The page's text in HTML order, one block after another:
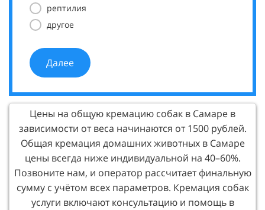
рептилия
другое
Далее
Цены на общую кремацию собак в Самаре в
зависимости от веса начинаются от 1500 рублей.
Общая кремация домашних животных в Самаре
цены всегда ниже индивидуальной на 40–60%.
Позвоните нам, и оператор рассчитает финальную
сумму с учётом всех параметров. Кремация собак
услуги включают консультацию и помощь в